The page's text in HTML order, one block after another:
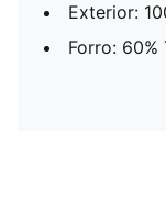
Exterior:
Forro: